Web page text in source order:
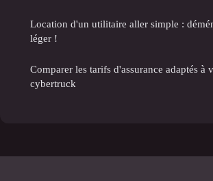
Location d'un utilitaire aller simple :
léger !
Comparer les tarifs d'assurance adaptés à
cybertruck